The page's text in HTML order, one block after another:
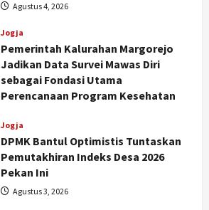
Agustus 4, 2026
Jogja
Pemerintah Kalurahan Margorejo
Jadikan Data Survei Mawas Diri
sebagai Fondasi Utama
Perencanaan Program Kesehatan
Jogja
DPMK Bantul Optimistis Tuntaskan
Pemutakhiran Indeks Desa 2026
Pekan Ini
Agustus 3, 2026
Nasional
Gaji PPPK, Kemendagri Godok
Skema Bantuan Lewat DAU
Agustus 6, 2026
Jogja